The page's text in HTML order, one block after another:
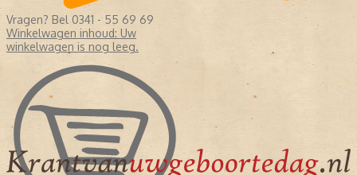
Vragen? Bel 0341 - 55 69 69
Winkelwagen inhoud: Uw
winkelwagen is nog leeg.